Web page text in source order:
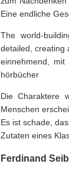
Eine endliche
The world-
detailed, creating
einnehmend,
hörbücher
Die Charaktere
Menschen
Es ist schade,
Zutaten eines
Ferdinand